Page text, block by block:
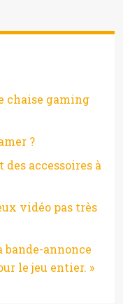
chaise gaming
?
accessoires à
vidéo pas très
bande-annonce
le jeu entier. »